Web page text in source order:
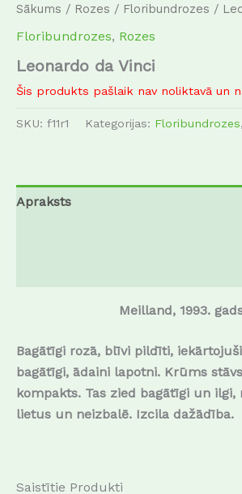
Sākums / Rozes / Floribundrozes /
Floribundrozes, Rozes
Leonardo da Vinci
Šis produkts pašlaik nav noliktavā un
SKU: f11r1 Kategorijas: Floribundrozes,
Apraksts
Meilland, 1993.
Bagātīgi rozā, blīvi pildīti,
bagātīgi, ādaini lapotni. Krūms
kompakts. Tas zied bagātīgi un ilgi,
lietus un neizbalē. Izcila dažādība.
Saistītie Produkti